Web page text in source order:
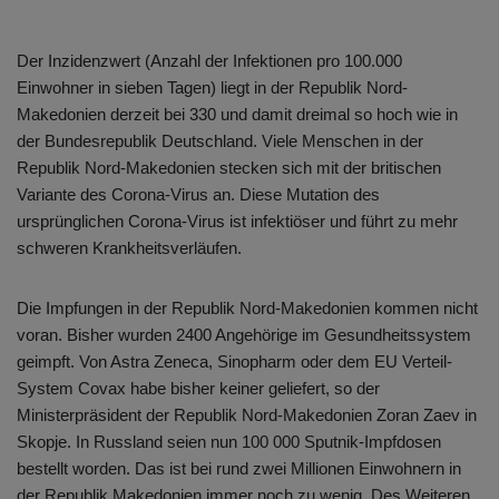
Der Inzidenzwert (Anzahl der Infektionen pro 100.000
Einwohner in sieben Tagen) liegt in der Republik Nord-
Makedonien derzeit bei 330 und damit dreimal so hoch wie in
der Bundesrepublik Deutschland. Viele Menschen in der
Republik Nord-Makedonien stecken sich mit der britischen
Variante des Corona-Virus an. Diese Mutation des
ursprünglichen Corona-Virus ist infektiöser und führt zu mehr
schweren Krankheitsverläufen.
Die Impfungen in der Republik Nord-Makedonien kommen nicht
voran. Bisher wurden 2400 Angehörige im Gesundheitssystem
geimpft. Von Astra Zeneca, Sinopharm oder dem EU Verteil-
System Covax habe bisher keiner geliefert, so der
Ministerpräsident der Republik Nord-Makedonien Zoran Zaev in
Skopje. In Russland seien nun 100 000 Sputnik-Impfdosen
bestellt worden. Das ist bei rund zwei Millionen Einwohnern in